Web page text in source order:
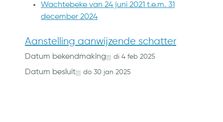
Wachtebeke van 24 juni 2021 t.e.m. 31
december 2024
Aanstelling aanwijzende schatter
Datum bekendmaking di 4 feb 2025
Datum besluit do 30 jan 2025